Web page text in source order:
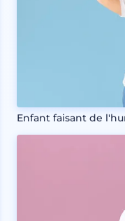
Enfant faisant de